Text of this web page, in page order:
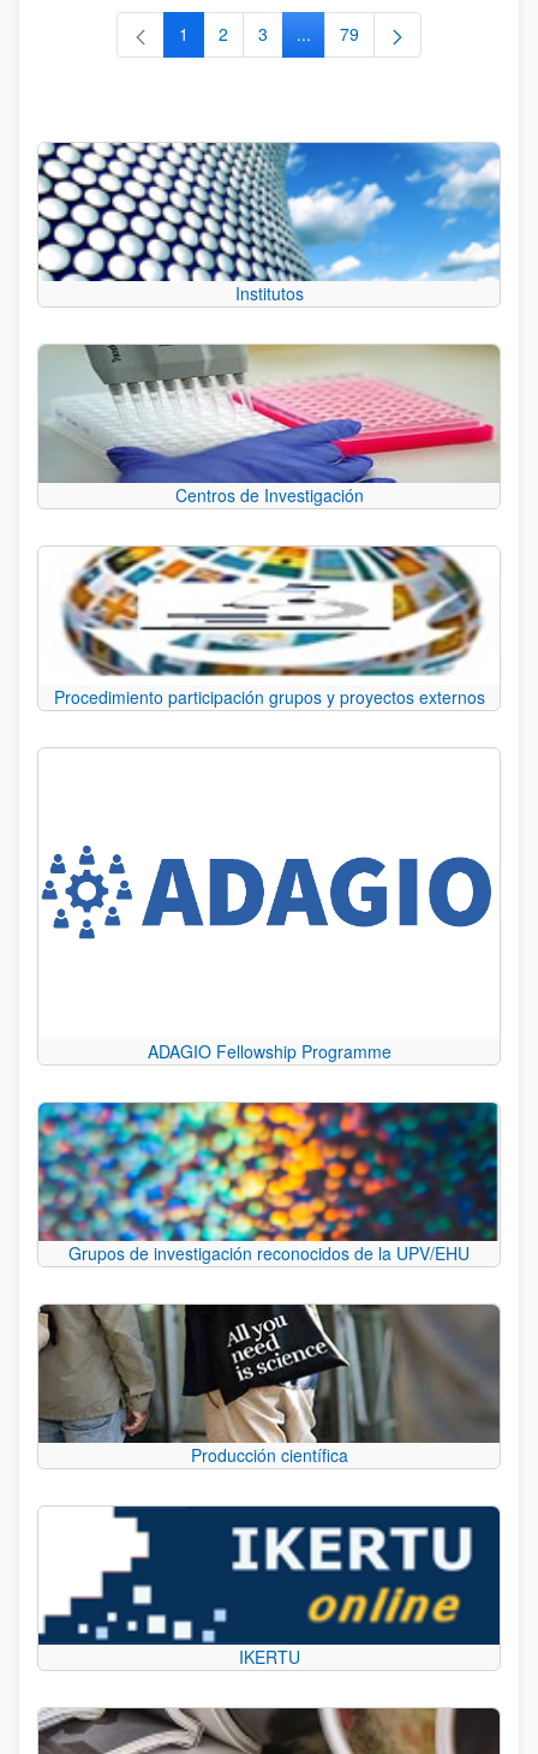
Página
1 Página
2 Página
3 ...Páginas intermedias Use TAB
Página
79
Institutos
Centros de Investigación
Procedimiento participación grupos y proyectos externos
ADAGIO Fellowship Programme
Grupos de investigación reconocidos de la UPV/EHU
Producción científica
IKERTU